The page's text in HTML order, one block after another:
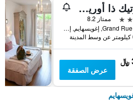
بوتيك ذا أوريجينالز، فندق لا فيرم دو باب، إجویسام
ممتاز 8.2
10 Grand Rue, إغويسهايم, إقليم الراين الأعلى, فرنسا
عرض الصفقة